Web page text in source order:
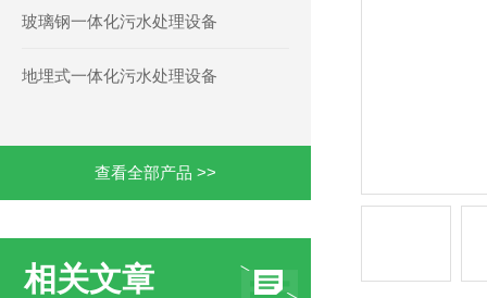
玻璃钢一体化污水处理设备
地埋式一体化污水处理设备
查看全部产品 >>
相关文章